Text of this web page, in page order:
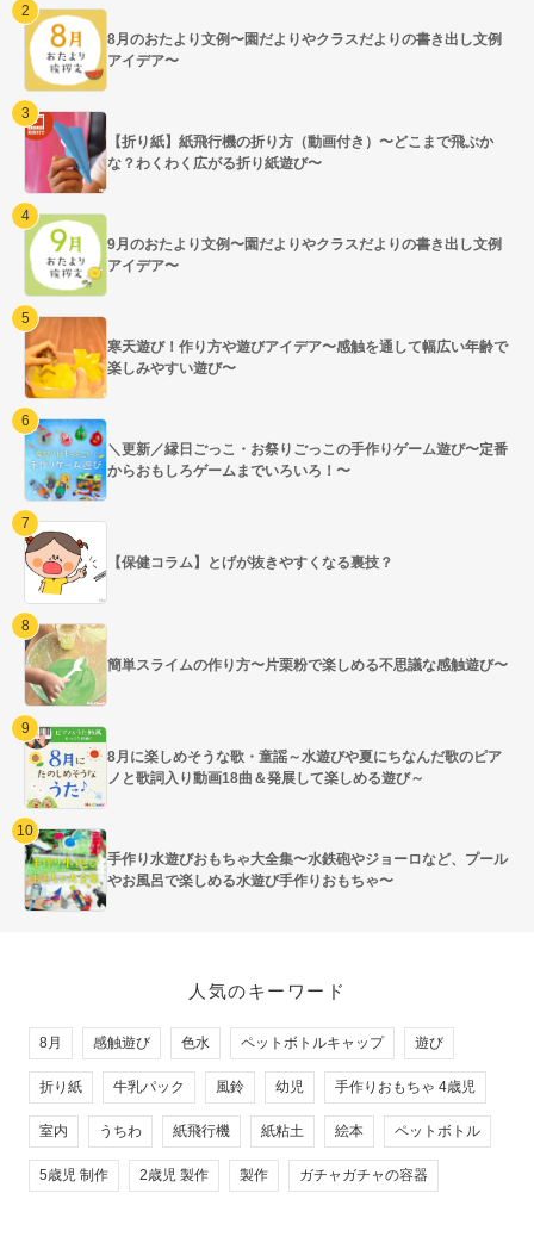
8月のおたより文例〜園だよりやクラスだよりの書き出し文例
アイデア〜
【折り紙】紙飛行機の折り方（動画付き）〜どこまで飛ぶか
な？わくわく広がる折り紙遊び〜
9月のおたより文例〜園だよりやクラスだよりの書き出し文例
アイデア〜
寒天遊び！作り方や遊びアイデア〜感触を通して幅広い年齢で
楽しみやすい遊び〜
＼更新／縁日ごっこ・お祭りごっこの手作りゲーム遊び〜定番
からおもしろゲームまでいろいろ！〜
【保健コラム】とげが抜きやすくなる裏技？
簡単スライムの作り方〜片栗粉で楽しめる不思議な感触遊び〜
8月に楽しめそうな歌・童謡～水遊びや夏にちなんだ歌のピア
ノと歌詞入り動画18曲＆発展して楽しめる遊び～
手作り水遊びおもちゃ大全集〜水鉄砲やジョーロなど、プール
やお風呂で楽しめる水遊び手作りおもちゃ〜
人気のキーワード
8月 感触遊び 色水 ペットボトルキャップ 遊び
折り紙 牛乳パック 風鈴 幼児 手作りおもちゃ 4歳児
室内 うちわ 紙飛行機 紙粘土 絵本 ペットボトル
5歳児 制作 2歳児 製作 製作 ガチャガチャの容器